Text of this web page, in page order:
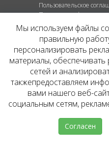
Пользовательское
Политика
Политика обработки
© ОФИЦИАЛЬНЫЙ
INVESTATE, 2026
Представленная на сайте
в т.ч. стоимости объектов,
характер и не является
аренды объекта могут быть
без уведомления.
Мы используем файлы
правильную
персонализировать
материалы, обеспечивать
сетей и
такжепредоставляем
вами нашего веб-
социальным сетям,
Согласен